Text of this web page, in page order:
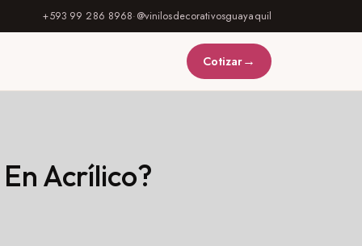
+593 99 286 8968·@vinilosdecorativosguayaquil
Cotizar→
Acrílico?